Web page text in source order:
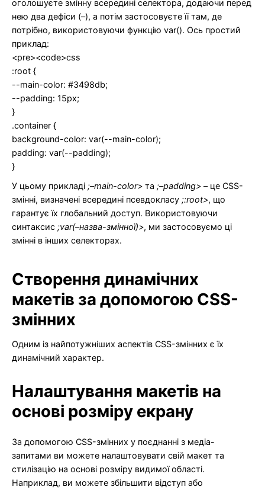
оголошуєте змінну всередині селектора, додаючи перед
нею два дефіси (–), а потім застосовуєте її там, де
потрібно, використовуючи функцію var(). Ось простий
приклад:
<pre><code>css
:root {
--main-color: #3498db;
--padding: 15px;
}
.container {
background-color: var(--main-color);
padding: var(--padding);
}
У цьому прикладі ;–main-color> та ;–padding> – це CSS-
змінні, визначені всередині псевдокласу ;:root>, що
гарантує їх глобальний доступ. Використовуючи
синтаксис ;var(–назва-змінної)>, ми застосовуємо ці
змінні в інших селекторах.
Створення динамічних
макетів за допомогою CSS-
змінних
Одним із найпотужніших аспектів CSS-змінних є їх
динамічний характер.
Налаштування макетів на
основі розміру екрану
За допомогою CSS-змінних у поєднанні з медіа-
запитами ви можете налаштовувати свій макет та
стилізацію на основі розміру видимої області.
Наприклад, ви можете збільшити відступ або